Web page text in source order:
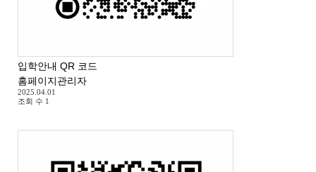
입학안내 QR 코드
홈페이지관리자
2025.04.01
조회 수 1